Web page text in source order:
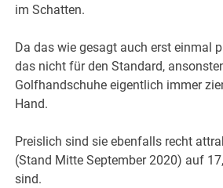
im Schatten.
Da das wie gesagt auch erst einmal
das nicht für den Standard,
Golfhandschuhe eigentlich immer
Hand.
Preislich sind sie ebenfalls recht
(Stand Mitte September 2020) auf
sind.